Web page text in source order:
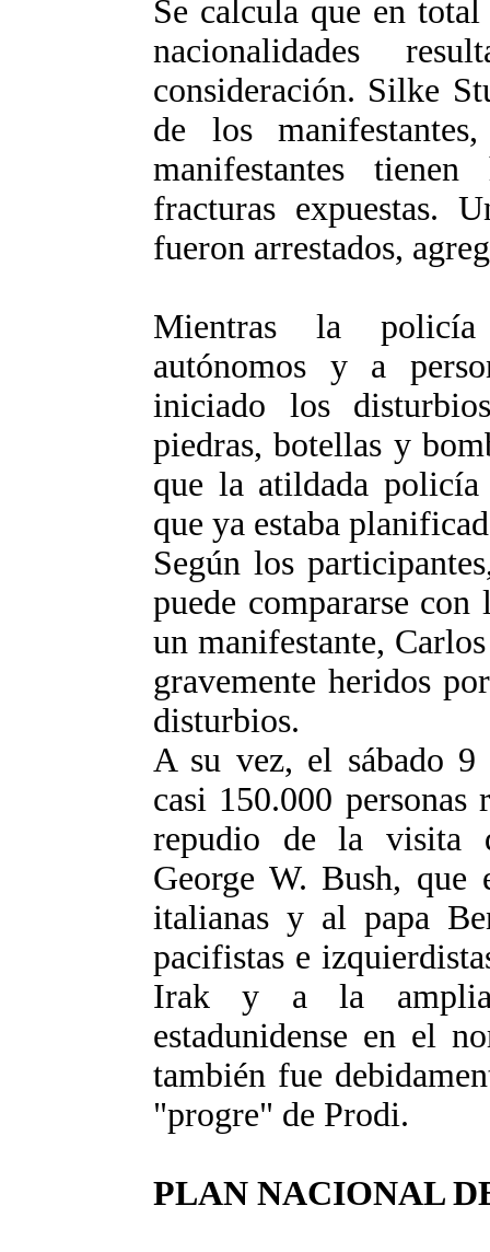
Se calcula que en
nacionalidades
consideración. Silke
de los
manifestantes
fracturas expuestas.
fueron arrestados,
Mientras la policía
autónomos y a
iniciado los
piedras, botellas y
que la atildada policía
que ya estaba
Según los
puede compararse
un manifestante,
gravemente heridos
disturbios.
A su vez, el sábado 9
casi 150.000
repudio de la visita
George W. Bush, que
italianas y al papa
pacifistas e
Irak y a la
estadunidense en el
también fue
"progre" de Prodi.
PLAN NACIONAL